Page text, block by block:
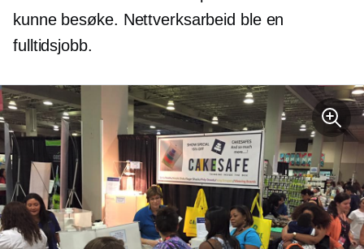
kunne besøke. Nettverksarbeid ble en
fulltidsjobb.